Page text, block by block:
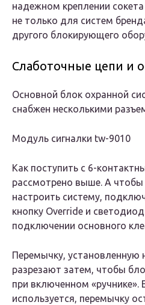
надежном креплении
не только для систем
другого блокирующего
Слаботочные цепи и
Основной блок охранной
снабжен несколькими
Модуль сигналки tw-9010
Как поступить с 6-
рассмотрено выше. А чтобы
настроить систему,
кнопку Override и
подключении основного
Перемычку, установленную
разрезают затем, чтобы
при включенном «ручнике».
используется, перемычку